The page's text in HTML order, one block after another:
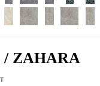
ZAHARA